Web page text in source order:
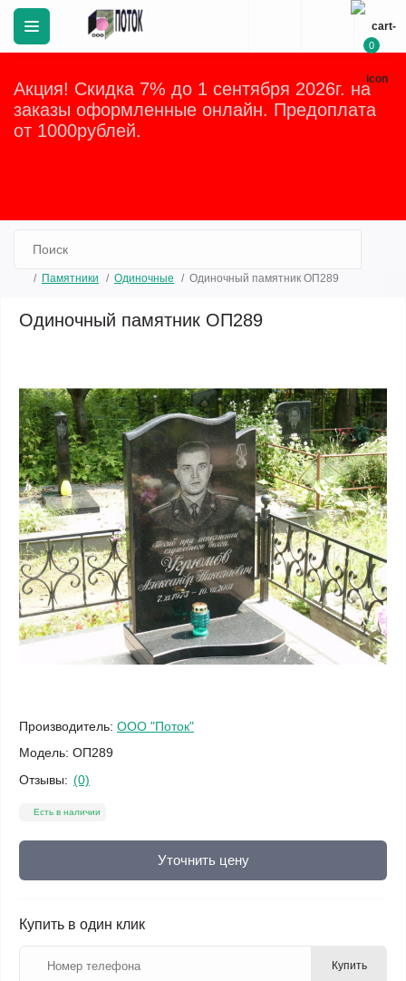
Акция! Скидка 7% до 1 сентября 2026г. на
заказы оформленные онлайн. Предоплата
от 1000рублей.
0
Памятники Одиночные Одиночный памятник ОП289
Одиночный памятник ОП289
Производитель: ООО "Поток"
Модель: ОП289
Отзывы: (0)
Есть в наличии
Уточнить цену
Купить в один клик
Купить